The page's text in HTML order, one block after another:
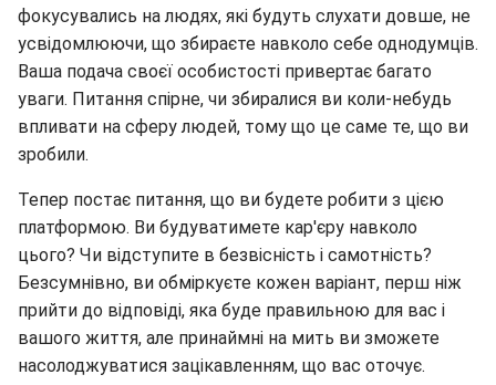
фокусувались на людях, які будуть слухати довше, не
усвідомлюючи, що збираєте навколо себе однодумців.
Ваша подача своєї особистості привертає багато
уваги. Питання спірне, чи збиралися ви коли-небудь
впливати на сферу людей, тому що це саме те, що ви
зробили.
Тепер постає питання, що ви будете робити з цією
платформою. Ви будуватимете кар'єру навколо
цього? Чи відступите в безвісність і самотність?
Безсумнівно, ви обміркуєте кожен варіант, перш ніж
прийти до відповіді, яка буде правильною для вас і
вашого життя, але принаймні на мить ви зможете
насолоджуватися зацікавленням, що вас оточує.